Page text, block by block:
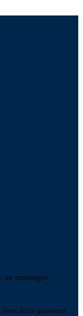
un messaggio
della password